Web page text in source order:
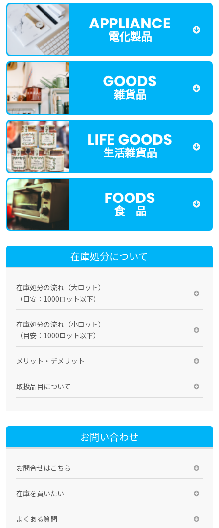
電化製品
雑貨品
生活雑貨品
食 品
在庫処分について
在庫処分の流れ（大ロット）
（目安：1000ロット以下）
在庫処分の流れ（小ロット）
（目安：1000ロット以下）
メリット・デメリット
取扱品目について
お問い合わせ
お問合せはこちら
在庫を買いたい
よくある質問